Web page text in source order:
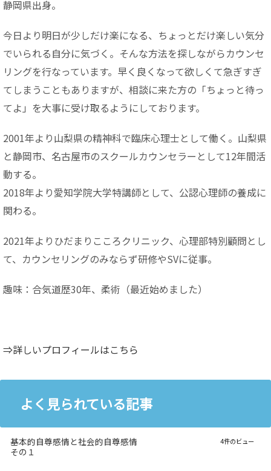
静岡県出身。
今日より明日が少しだけ楽になる、ちょっとだけ楽しい気分
でいられる自分に気づく。そんな方法を探しながらカウンセ
リングを行なっています。早く良くなって欲しくて急ぎすぎ
てしまうこともありますが、相談に来た方の「ちょっと待っ
てよ」を大事に受け取るようにしております。
2001年より山梨県の精神科で臨床心理士として働く。山梨県
と静岡市、名古屋市のスクールカウンセラーとして12年間活
動する。
2018年より愛知学院大学特講師として、公認心理師の養成に
関わる。
2021年よりひだまりこころクリニック、心理部特別顧問とし
て、カウンセリングのみならず研修やSVに従事。
趣味：合気道歴30年、柔術（最近始めました）
⇒詳しいプロフィールはこちら
よく見られている記事
基本的自尊感情と社会的自尊感情
その１
4件のビュー